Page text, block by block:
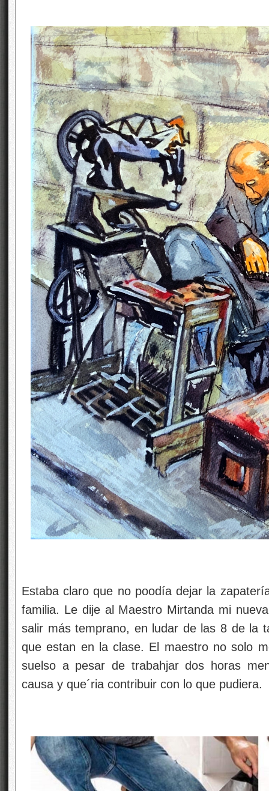
Estaba claro que no poodía dejar la
familia. Le dije al Maestro Mirtanda mi
salir más temprano, en ludar de las 8 de la
que estan en la clase. El maestro no solo
suelso a pesar de trabahjar dos horas
causa y que´ria contribuir con lo que pudiera.